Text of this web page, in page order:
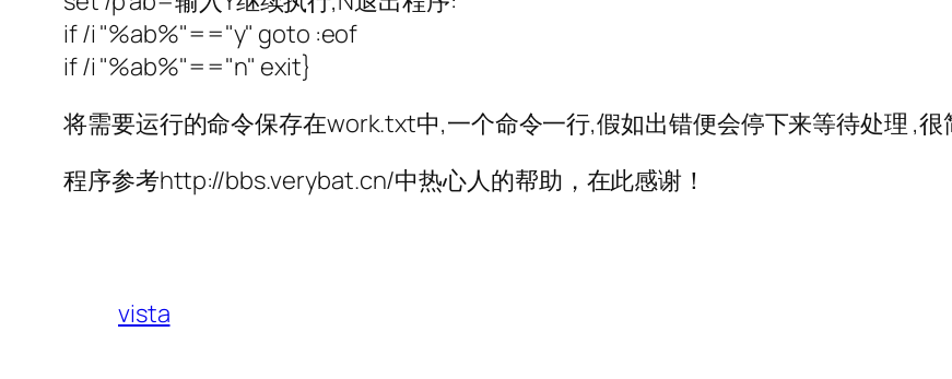
if /i "%ab%"=="y" goto :eof
if /i "%ab%"=="n" exit}
将需要运行的命令保存在work.txt中,一个命令一行,假如出错便会停下来等待处理 ,很
程序参考http://bbs.verybat.cn/中热心人的帮助，在此感谢！
vista